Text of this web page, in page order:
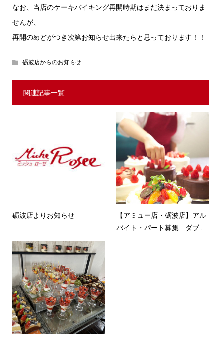
なお、当店のケーキバイキング再開時期はまだ決まっておりま
せんが、
再開のめどがつき次第お知らせ出来たらと思っております！！
砺波店からのお知らせ
関連記事一覧
砺波店よりお知らせ
【アミュー店・砺波店】アル
バイト・パート募集 ダブ...